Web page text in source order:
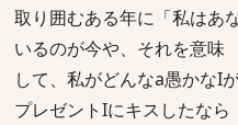
取り囲むある年に「私はあ
いるのが今や、それを意味
して、私がどんなa愚かなI
プレゼントIにキスしたなら